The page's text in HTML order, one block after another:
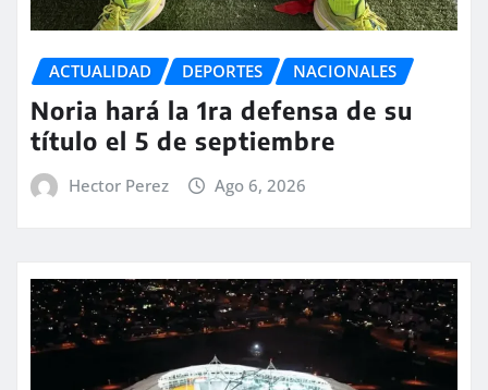
ACTUALIDAD DEPORTES NACIONALES
Noria hará la 1ra defensa de su
título el 5 de septiembre
Hector Perez Ago 6, 2026